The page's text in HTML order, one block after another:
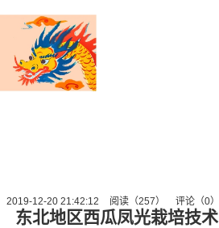
2019-12-20 21:42:12 阅读（257） 评论（0）
东北地区西瓜凤光栽培技术